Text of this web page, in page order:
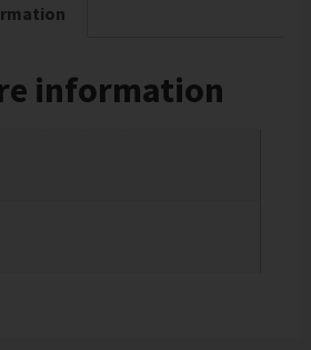
information